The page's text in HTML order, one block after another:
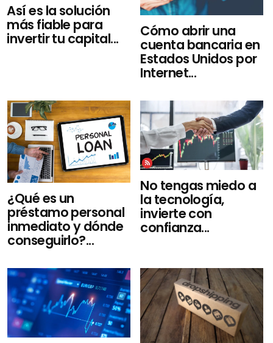
Así es la solución
más fiable para
invertir tu capital... Cómo abrir una
cuenta bancaria en
Estados Unidos por
Internet...
¿Qué es un
préstamo personal
inmediato y dónde
conseguirlo?...
No tengas miedo a
la tecnología,
invierte con
confianza...